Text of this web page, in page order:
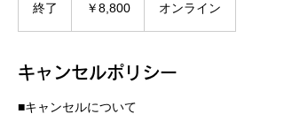
終了 ￥8,800 オンライン
キャンセルポリシー
■キャンセルについて